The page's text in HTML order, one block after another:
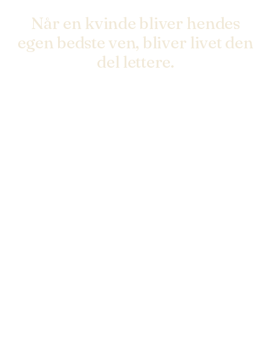
Når en kvinde bliver hendes
egen bedste ven, bliver livet den
del lettere.